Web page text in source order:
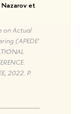
Nazarov et
on Actual
(APEDE’
2022. P.